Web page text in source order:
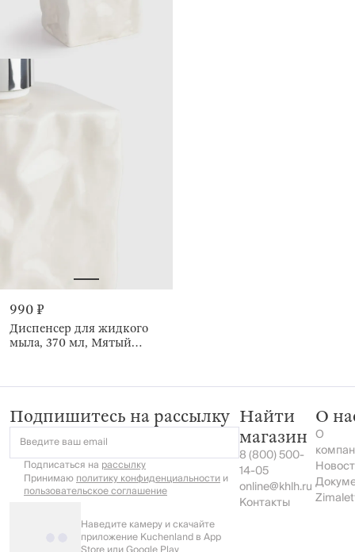
990 ₽
Диспенсер для жидкого
мыла, 370 мл, Мятый
Подпишитесь на рассылку
Введите ваш email
Подписаться на рассылку
Принимаюполитику конфиденциальностии
пользовательское соглашение
Наведите камеру и скачайте
приложение Kuchenland в App
Найти
магазин
8 (800) 500-
14-05
online@khlh.ru
Контакты
О
О